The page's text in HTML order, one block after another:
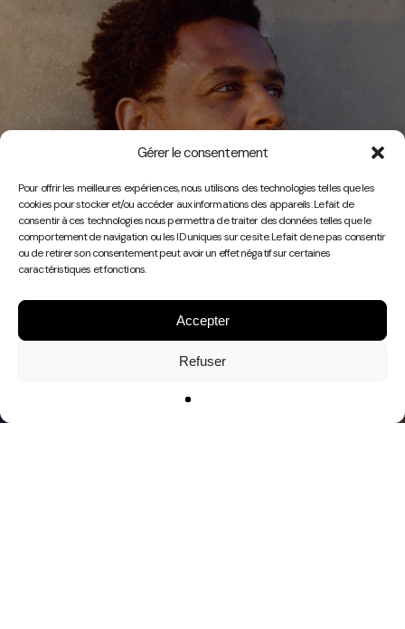
Gérer le consentement
Pour offrir les meilleures expériences, nous utilisons des technologies telles que les
cookies pour stocker et/ou accéder aux informations des appareils. Le fait de
consentir à ces technologies nous permettra de traiter des données telles que le
comportement de navigation ou les ID uniques sur ce site. Le fait de ne pas consentir
ou de retirer son consentement peut avoir un effet négatif sur certaines
caractéristiques et fonctions.
Accepter
Refuser
Play
Video